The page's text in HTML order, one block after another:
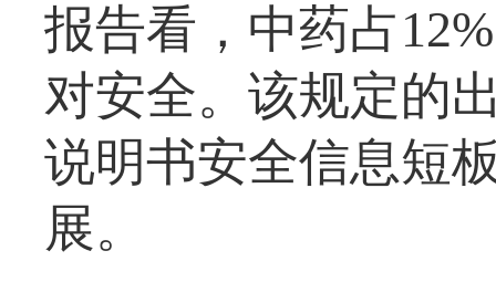
报告看，中药占
对安全。该规定的
说明书安全信息短
展。